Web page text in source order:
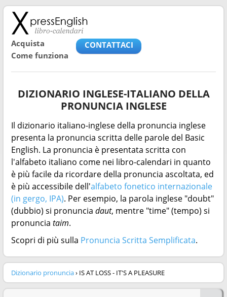
Acquista
Come funziona
CONTATTACI
DIZIONARIO INGLESE-ITALIANO DELLA
PRONUNCIA INGLESE
Il dizionario italiano-inglese della pronuncia inglese
presenta la pronuncia scritta delle parole del Basic
English. La pronuncia è presentata scritta con
l'alfabeto italiano come nei libro-calendari in quanto
è più facile da ricordare della pronuncia ascoltata, ed
è più accessibile dell'alfabeto fonetico internazionale
(in gergo, IPA). Per esempio, la parola inglese "doubt"
(dubbio) si pronuncia daut, mentre "time" (tempo) si
pronuncia taim.
Scopri di più sulla Pronuncia Scritta Semplificata.
Dizionario pronuncia› IS AT LOSS - IT'S A PLEASURE